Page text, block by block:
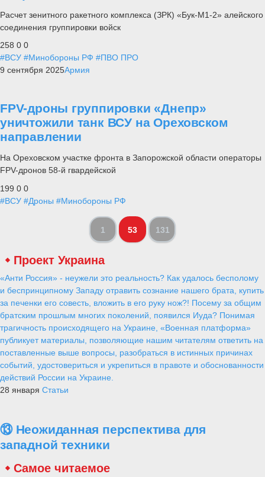
Расчет зенитного ракетного комплекса (ЗРК) «Бук-М1-2» алейского
соединения группировки войск
258 0 0
#ВСУ #Минобороны РФ #ПВО ПРО
9 сентября 2025Армия
FPV-дроны группировки «Днепр»
уничтожили танк ВСУ на Ореховском
направлении
На Ореховском участке фронта в Запорожской области операторы
FPV-дронов 58-й гвардейской
199 0 0
#ВСУ #Дроны #Минобороны РФ
1 53 131
Проект Украина
«Анти Россия» - неужели это реальность? Как удалось бесполому
и беспринципному Западу отравить сознание нашего брата, купить
за печенки его совесть, вложить в его руку нож?! Посему за общим
братским прошлым многих поколений, появился Иуда? Понимая
трагичность происходящего на Украине, «Военная платформа»
публикует материалы, позволяющие нашим читателям ответить на
поставленные выше вопросы, разобраться в истинных причинах
событий, удостовериться и укрепиться в правоте и обоснованности
действий России на Украине.
28 января Статьи
⑬ Неожиданная перспектива для
западной техники
Самое читаемое